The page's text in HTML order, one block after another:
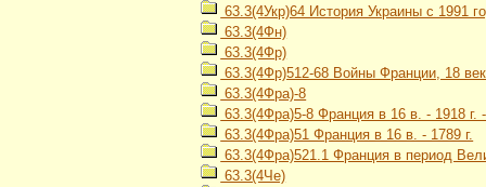
63.3(4Укр)64 История Украины с 1991
63.3(4Фн)
63.3(4Фр)
63.3(4Фр)512-68 Войны Франции, 18 век
63.3(4Фра)-8
63.3(4Фра)5-8 Франция в 16 в. - 1918 г.
63.3(4Фра)51 Франция в 16 в. - 1789 г.
63.3(4Фра)521.1 Франция в период
63.3(4Че)